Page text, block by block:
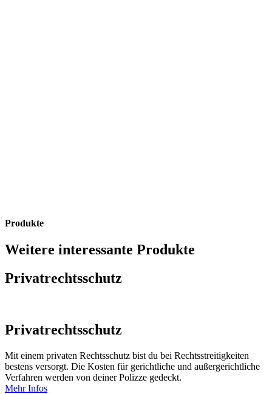
Produkte
Weitere interessante Produkte
Privatrechtsschutz
Privatrechtsschutz
Mit einem privaten Rechtsschutz bist du bei Rechtsstreitigkeiten
bestens versorgt. Die Kosten für gerichtliche und außergerichtliche
Verfahren werden von deiner Polizze gedeckt.
Mehr Infos